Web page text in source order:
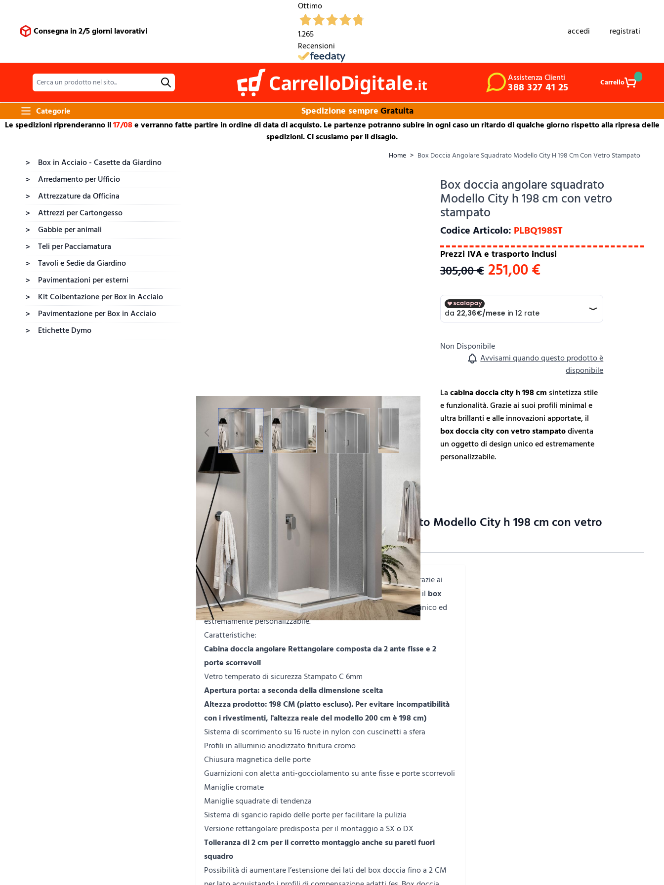
Consegna in 2/5 giorni lavorativi
Ottimo
1.265
Recensioni
accedi registrati
Assistenza Clienti
388 327 41 25 Carrello
Categorie Spedizione sempreGratuita
Le spedizioni riprenderanno il17/08e verranno fatte partire in ordine di data di acquisto. Le partenze potranno subire in ogni caso un ritardo di qualche giorno rispetto alla ripresa delle
spedizioni. Ci scusiamo per il disagio.
Home > Box Doccia Angolare Squadrato Modello City H 198 Cm Con Vetro Stampato
View larger imageView larger imageView larger image View larger imageView larger imageView larger imageView larger image
Box doccia angolare squadrato
Modello City h 198 cm con vetro
stampato
Codice Articolo: PLBQ198ST
Prezzi IVA e trasporto inclusi
305,00 € 251,00 €
Non Disponibile
Avvisami quando questo prodotto è
disponibile
Lacabina doccia city h 198 cm sintetizza stile
e funzionalità. Grazie ai suoi profili minimal e
ultra brillanti e alle innovazioni apportate, il
box doccia city con vetro stampatodiventa
un oggetto di design unico ed estremamente
personalizzabile.
Descrizione /
Box doccia angolare squadrato Modello City h 198 cm con vetro
stampato
Lacabina doccia city h 198 cm
sintetizza stile e funzionalità. Grazie ai
suoi profili minimal e ultra brillanti e alle innovazioni apportate, il box
doccia city con vetro stampatodiventa un oggetto di design unico ed
estremamente personalizzabile.
Caratteristiche:
Cabina doccia angolare Rettangolare composta da 2 ante fisse e 2
porte scorrevoli
Vetro temperato di sicurezza Stampato C 6mm
Apertura porta: a seconda della dimensione scelta
Altezza prodotto: 198 CM (piatto escluso). Per evitare incompatibilità
con i rivestimenti, l'altezza reale del modello 200 cm è 198 cm)
Sistema di scorrimento su 16 ruote in nylon con cuscinetti a sfera
Profili in alluminio anodizzato finitura cromo
Chiusura magnetica delle porte
Guarnizioni con aletta anti-gocciolamento su ante fisse e porte scorrevoli
Maniglie cromate
Maniglie squadrate di tendenza
Sistema di sgancio rapido delle porte per facilitare la pulizia
Versione rettangolare predisposta per il montaggio a SX o DX
Tolleranza di 2 cm per il corretto montaggio anche su pareti fuori
squadro
Possibilità di aumentare l’estensione dei lati del box doccia fino a 2 CM
>
Box in Acciaio - Casette da Giardino
>
Arredamento per Ufficio
>
Attrezzature da Officina
>
Attrezzi per Cartongesso
>
Gabbie per animali
>
Teli per Pacciamatura
>
Tavoli e Sedie da Giardino
>
Pavimentazioni per esterni
>
Kit Coibentazione per Box in Acciaio
>
Pavimentazione per Box in Acciaio
>
Etichette Dymo